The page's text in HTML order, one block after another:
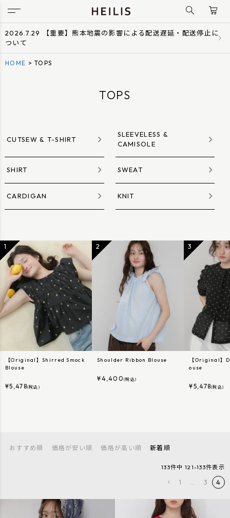
2026.7.29 【重要】熊本地震の影響による配送遅延・配送停止に
ついて
HOME TOPS
TOPS
CUTSEW & T-SHIRT
SLEEVELESS &
CAMISOLE
SHIRT SWEAT
CARDIGAN KNIT
【Original】Shirred Smock
Blouse
¥5,478(税込)
Shoulder Ribbon Blouse
¥4,400 (税込)
【Original】
ouse
¥5,478(税込)
おすすめ順 価格が安い順 価格が高い順 新着順
133件中 121-133件表示
1 3 4